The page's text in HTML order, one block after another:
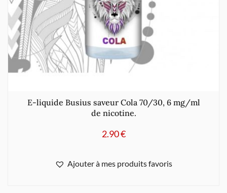
E-liquide Busius saveur Cola 70/30, 6 mg/ml
de nicotine.
2.90€
Ajouter à mes produits favoris